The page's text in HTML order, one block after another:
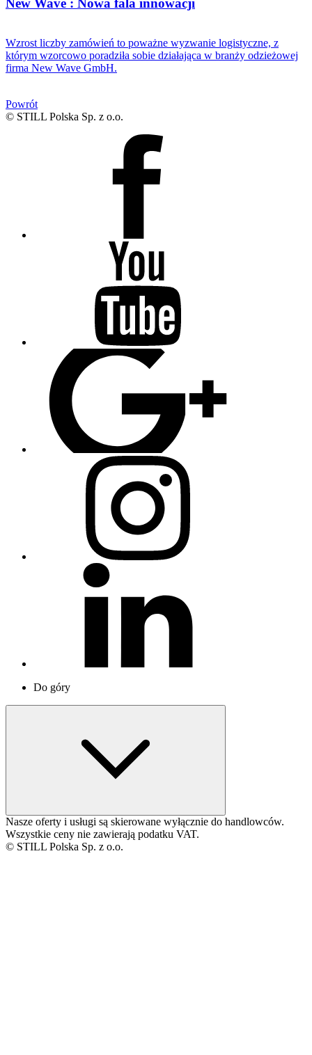
New Wave : Nowa fala innowacji
Wzrost liczby zamówień to poważne wyzwanie logistyczne, z
którym wzorcowo poradziła sobie działająca w branży odzieżowej
firma New Wave GmbH.
Powrót
© STILL Polska Sp. z o.o.
Do góry
Nasze oferty i usługi są skierowane wyłącznie do handlowców.
Wszystkie ceny nie zawierają podatku VAT.
© STILL Polska Sp. z o.o.